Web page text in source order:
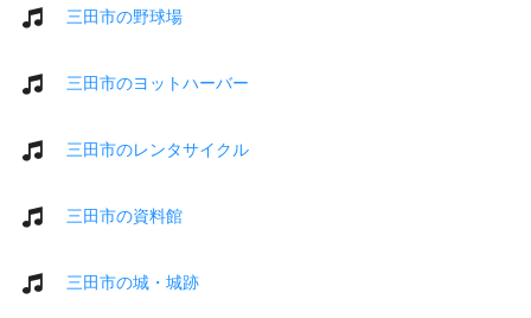
三田市の野球場
三田市のヨットハーバー
三田市のレンタサイクル
三田市の資料館
三田市の城・城跡